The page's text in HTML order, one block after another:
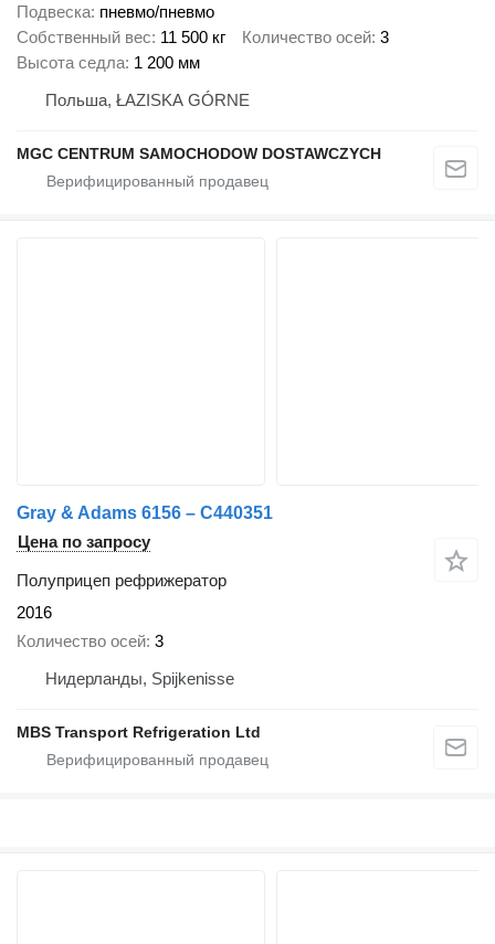
Подвеска пневмо/пневмо
Собственный вес 11 500 кг Количество осей 3
Высота седла 1 200 мм
Польша, ŁAZISKA GÓRNE
MGC CENTRUM SAMOCHODOW DOSTAWCZYCH
Gray & Adams 6156 – C440351
Цена по запросу
Полуприцеп рефрижератор
2016
Количество осей 3
Нидерланды, Spijkenisse
MBS Transport Refrigeration Ltd